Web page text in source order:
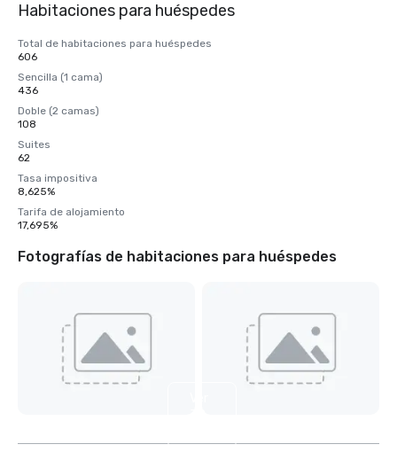
Habitaciones para huéspedes
Total de habitaciones para huéspedes
606
Sencilla (1 cama)
436
Doble (2 camas)
108
Suites
62
Tasa impositiva
8,625%
Tarifa de alojamiento
17,695%
Fotografías de habitaciones para huéspedes